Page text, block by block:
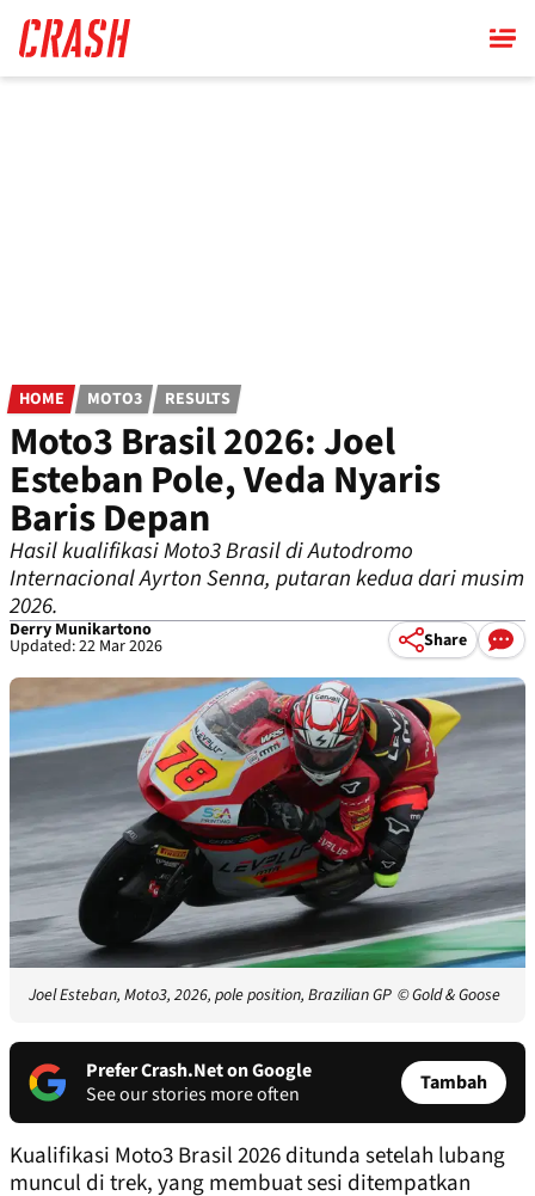
main
content
HOME MOTO3 RESULTS
Moto3 Brasil 2026: Joel
Esteban Pole, Veda Nyaris
Baris Depan
Hasil kualifikasi Moto3 Brasil di Autodromo
Internacional Ayrton Senna, putaran kedua dari musim
2026.
Derry Munikartono
Updated: 22 Mar 2026 Share
Joel Esteban, Moto3, 2026, pole position, Brazilian GP © Gold & Goose
Prefer Crash.Net on Google
See our stories more often
Tambah
Kualifikasi Moto3 Brasil 2026 ditunda setelah lubang
muncul di trek, yang membuat sesi ditempatkan